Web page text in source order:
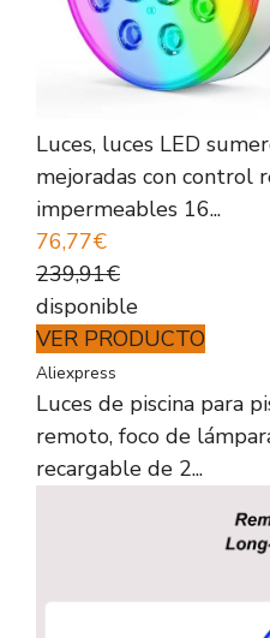
Luces, luces LED
mejoradas con control
impermeables 16...
76,77€
239,91€
disponible
VER PRODUCTO
Aliexpress
Luces de piscina para
remoto, foco de
recargable de 2...